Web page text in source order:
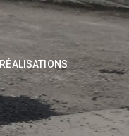
RÉALISATIONS